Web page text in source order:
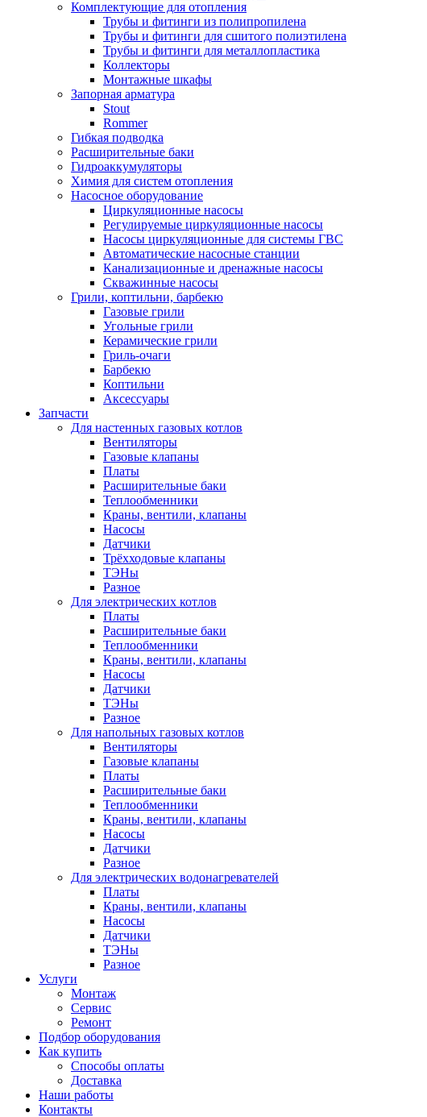
Комплектующие для отопления
Трубы и фитинги из полипропилена
Трубы и фитинги для сшитого полиэтилена
Трубы и фитинги для металлопластика
Коллекторы
Монтажные шкафы
Запорная арматура
Stout
Rommer
Гибкая подводка
Расширительные баки
Гидроаккумуляторы
Химия для систем отопления
Насосное оборудование
Циркуляционные насосы
Регулируемые циркуляционные насосы
Насосы циркуляционные для системы ГВС
Автоматические насосные станции
Канализационные и дренажные насосы
Скважинные насосы
Грили, коптильни, барбекю
Газовые грили
Угольные грили
Керамические грили
Гриль-очаги
Барбекю
Коптильни
Аксессуары
Запчасти
Для настенных газовых котлов
Вентиляторы
Газовые клапаны
Платы
Расширительные баки
Теплообменники
Краны, вентили, клапаны
Насосы
Датчики
Трёхходовые клапаны
ТЭНы
Разное
Для электрических котлов
Платы
Расширительные баки
Теплообменники
Краны, вентили, клапаны
Насосы
Датчики
ТЭНы
Разное
Для напольных газовых котлов
Вентиляторы
Газовые клапаны
Платы
Расширительные баки
Теплообменники
Краны, вентили, клапаны
Насосы
Датчики
Разное
Для электрических водонагревателей
Платы
Краны, вентили, клапаны
Насосы
Датчики
ТЭНы
Разное
Услуги
Монтаж
Сервис
Ремонт
Подбор оборудования
Как купить
Способы оплаты
Доставка
Наши работы
Контакты